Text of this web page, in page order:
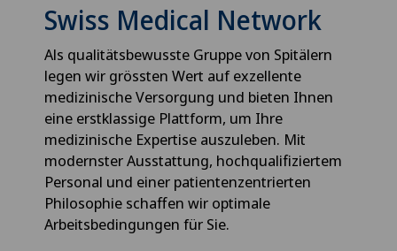
Swiss Medical Network
Als qualitätsbewusste Gruppe von Spitälern
legen wir grössten Wert auf exzellente
medizinische Versorgung und bieten Ihnen
eine erstklassige Plattform, um Ihre
medizinische Expertise auszuleben. Mit
modernster Ausstattung, hochqualifiziertem
Personal und einer patientenzentrierten
Philosophie schaffen wir optimale
Arbeitsbedingungen für Sie.